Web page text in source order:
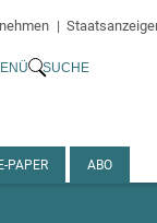
SUCHE
E-PAPER ABO